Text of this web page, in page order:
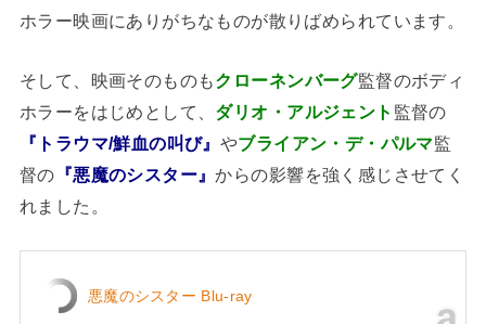
ホラー映画にありがちなものが散りばめられています。
そして、映画そのものもクローネンバーグ監督のボディ
ホラーをはじめとして、 ダリオ・アルジェント 監督の
『トラウマ/鮮血の叫び』 やブライアン・デ・パルマ監
督の 『悪魔のシスター』からの影響を強く感じさせてく
れました。
悪魔のシスター Blu-ray